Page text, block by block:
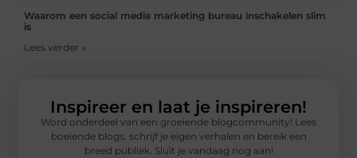
Waarom een social media marketing bureau inschakelen slim
is
Lees verder »
Inspireer en laat je inspireren!
Word onderdeel van een groeiende blogcommunity! Lees
boeiende blogs, schrijf je eigen verhalen en bereik een
breed publiek. Sluit je vandaag nog aan!